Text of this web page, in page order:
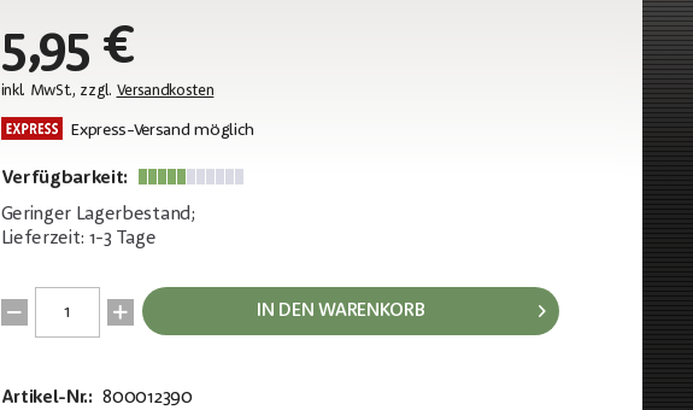
5,95 €
inkl. MwSt., zzgl. Versandkosten
Express-Versand möglich
Verfügbarkeit:
Geringer Lagerbestand;
Lieferzeit: 1-3 Tage
IN DEN WARENKORB
Artikel-Nr.: 800012390